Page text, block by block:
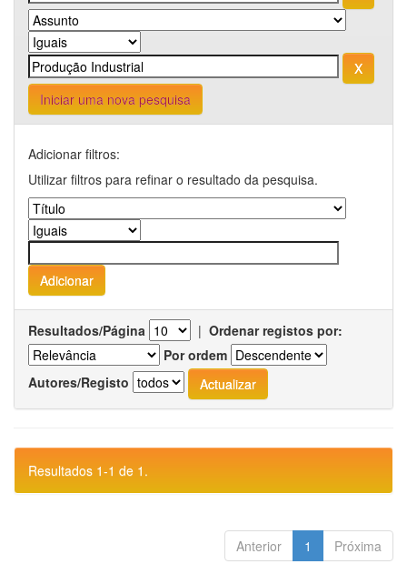
Iniciar uma nova pesquisa
Adicionar filtros:
Utilizar filtros para refinar o resultado da pesquisa.
Resultados/Página | Ordenar registos por:
Por ordem
Autores/Registo
Resultados 1-1 de 1.
Anterior 1 Próxima